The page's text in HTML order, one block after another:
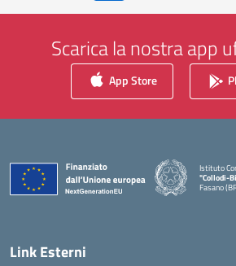
Scarica la nostra app
App Store
Istituto
"Collodi-
Fasano
Link Esterni